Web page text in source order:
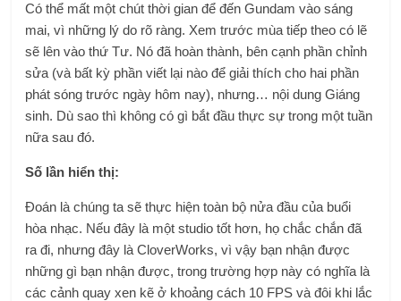
Có thể mất một chút thời gian để đến Gundam vào sáng
mai, vì những lý do rõ ràng. Xem trước mùa tiếp theo có lẽ
sẽ lên vào thứ Tư. Nó đã hoàn thành, bên cạnh phần chỉnh
sửa (và bất kỳ phần viết lại nào để giải thích cho hai phần
phát sóng trước ngày hôm nay), nhưng… nội dung Giáng
sinh. Dù sao thì không có gì bắt đầu thực sự trong một tuần
nữa sau đó.
Số lần hiển thị:
Đoán là chúng ta sẽ thực hiện toàn bộ nửa đầu của buổi
hòa nhạc. Nếu đây là một studio tốt hơn, họ chắc chắn đã
ra đi, nhưng đây là CloverWorks, vì vậy bạn nhận được
những gì bạn nhận được, trong trường hợp này có nghĩa là
các cảnh quay xen kẽ ở khoảng cách 10 FPS và đôi khi lắc